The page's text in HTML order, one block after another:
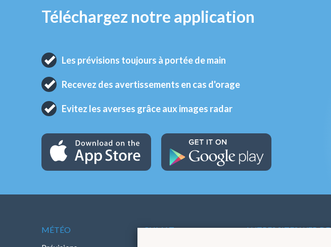
Téléchargez notre application
Les prévisions toujours à portée de main
Recevez des avertissements en cas d'orage
Evitez les averses grâce aux images radar
MÉTÉO CLIMAT
AUTRES SITES WEB DE